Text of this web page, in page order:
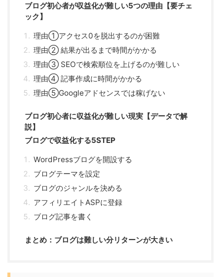
ブログ初心者が収益化が難しい5つの理由【要チェ
ック】
理由①アクセス0を脱出するのが困難
理由② 結果が出るまで時間がかかる
理由③ SEOで検索順位を上げるのが難しい
理由④ 記事作成に時間がかかる
理由⑤Googleアドセンスでは稼げない
ブログ初心者に収益化が難しい現実【データで解
説】
ブログで収益化する5STEP
WordPressブログを開設する
ブログテーマを設定
ブログのジャンルを決める
アフィリエイトASPに登録
ブログ記事を書く
まとめ：ブログは難しい分リターンが大きい